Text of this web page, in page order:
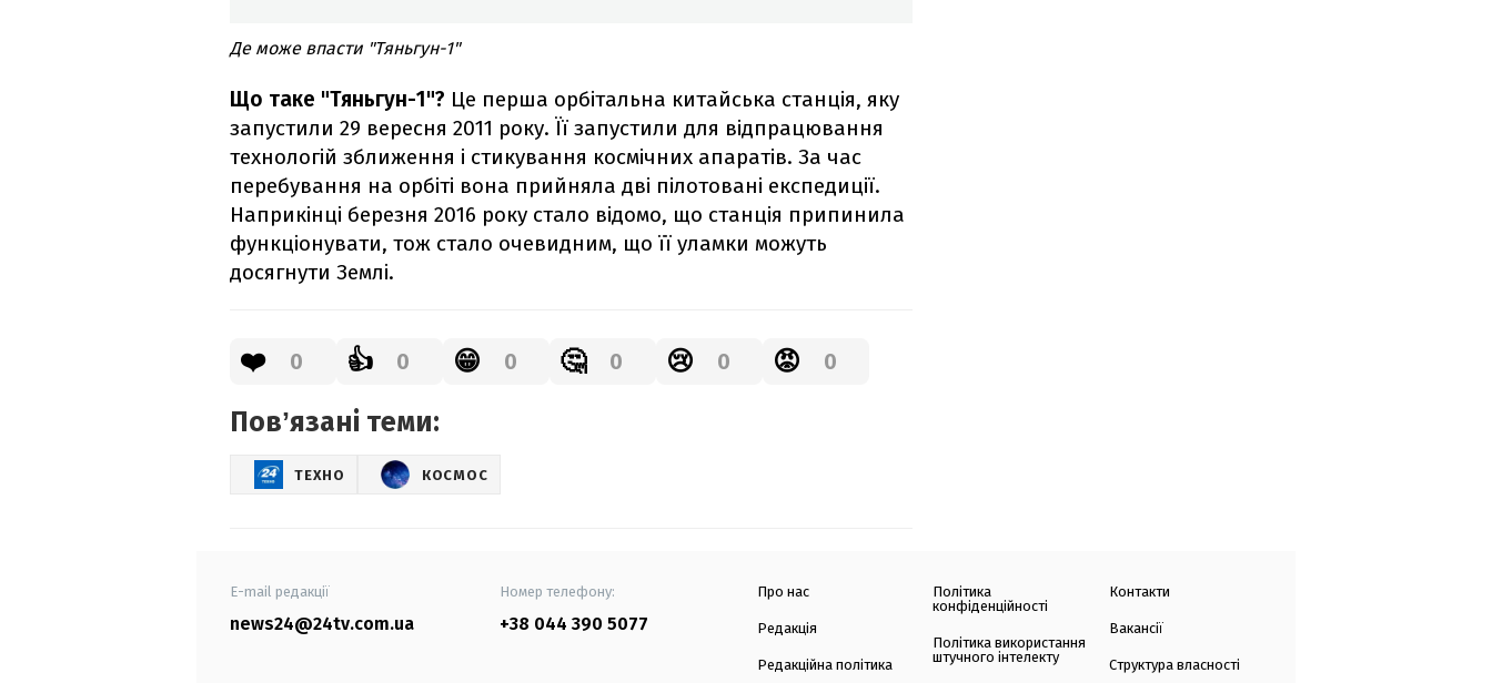
Де може впасти "Тяньгун-1"
Що таке "Тяньгун-1"? Це перша орбітальна китайська станція, яку
запустили 29 вересня 2011 року. Її запустили для відпрацювання
технологій зближення і стикування космічних апаратів. За час
перебування на орбіті вона прийняла дві пілотовані експедиції.
Наприкінці березня 2016 року стало відомо, що станція припинила
функціонувати, тож стало очевидним, що її уламки можуть
досягнути Землі.
❤️ 0 👍 0 😁 0 🤔 0 😢 0 😡 0
Повʼязані теми:
ТЕХНО КОСМОС
E-mail редакції
news24@24tv.com.ua
Номер телефону:
+38 044 390 5077
Про нас
Редакція
Редакційна політика
Політика
конфіденційності
Політика використання
штучного інтелекту
Контакти
Вакансії
Структура власності